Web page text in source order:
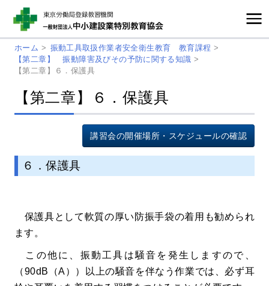
ホーム > 振動工具取扱作業者安全衛生教育 教育課程 >
【第二章】 振動障害及びその予防に関する知識 >
【第二章】６．保護具
【第二章】６．保護具
講習会の開催場所・スケジュールの確認
６．保護具
保護具として軟質の厚い防振手袋の着用も勧められ
ます。
この他に、振動工具は騒音を発生しますので、
（90dB（A））以上の騒音を伴なう作業では、必ず耳